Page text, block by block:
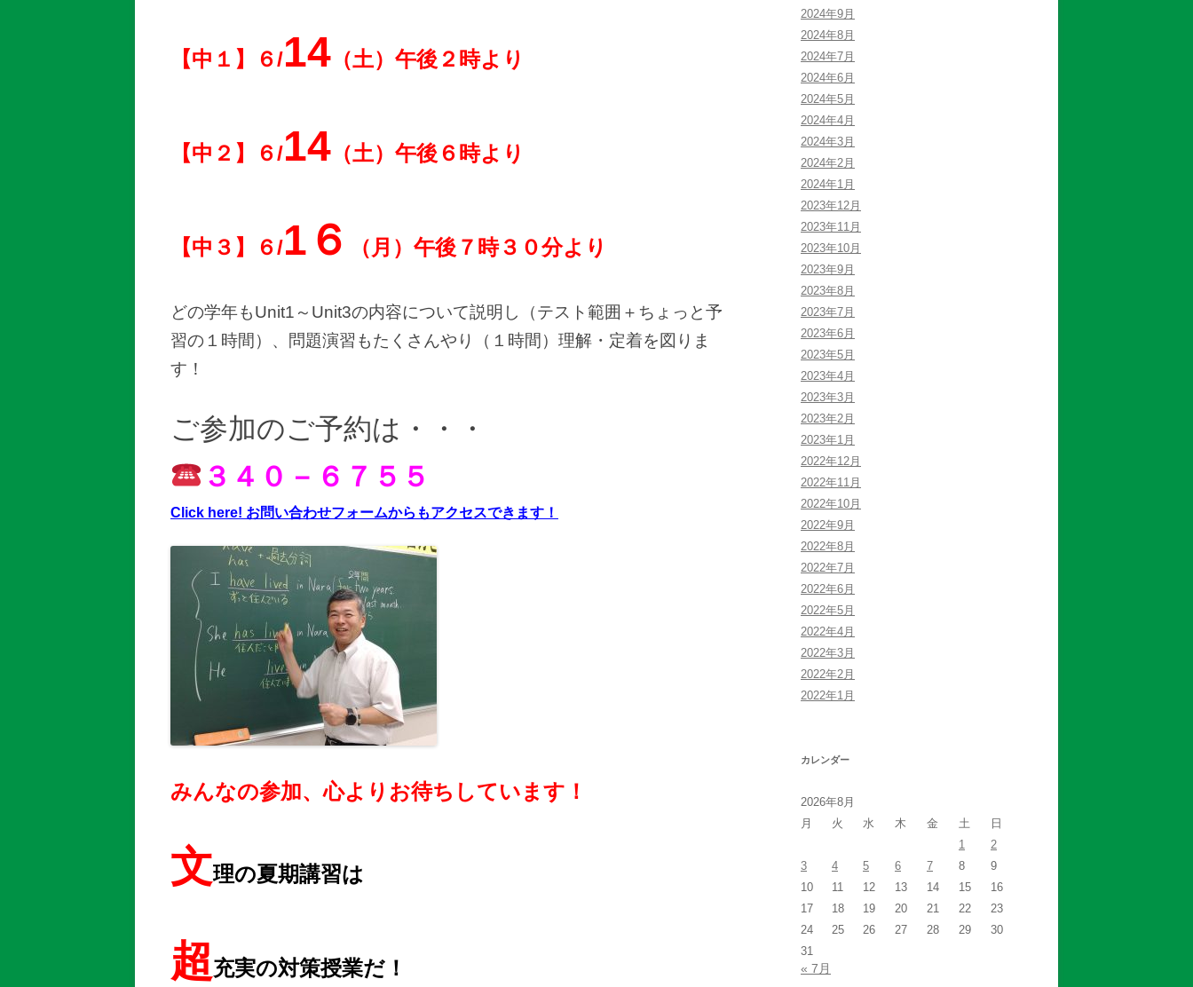
【中１】６/14 （土）午後２時より
【中２】６/14 （土）午後６時より
【中３】６/1６ （月）午後７時３０分より
どの学年もUnit1～Unit3の内容について説明し（テスト範囲＋ちょっと予
習の１時間）、問題演習もたくさんやり（１時間）理解・定着を図りま
す！
ご参加のご予約は・・・
３４０－６７５５
Click here! お問い合わせフォームからもアクセスできます！
みんなの参加、心よりお待ちしています！
文理の夏期講習は
超充実の対策授業だ！
2024年9月
2024年8月
2024年7月
2024年6月
2024年5月
2024年4月
2024年3月
2024年2月
2024年1月
2023年12月
2023年11月
2023年10月
2023年9月
2023年8月
2023年7月
2023年6月
2023年5月
2023年4月
2023年3月
2023年2月
2023年1月
2022年12月
2022年11月
2022年10月
2022年9月
2022年8月
2022年7月
2022年6月
2022年5月
2022年4月
2022年3月
2022年2月
2022年1月
カレンダー
2026年8月
月
火 水 木 金 土
日
1
2
3
4 5 6 7 8
9
10
11 12 13 14 15
16
17
18 19 20 21 22
23
24
25 26 27 28 29
30
31
« 7月